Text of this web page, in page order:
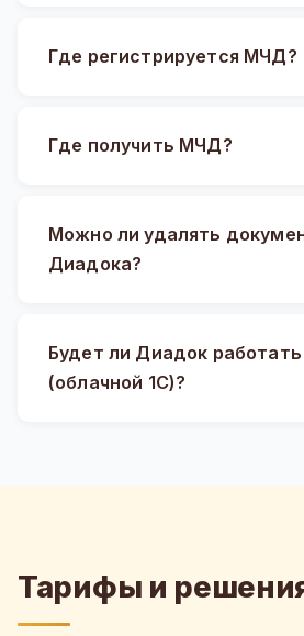
Где регистрируется МЧД?
Где получить МЧД?
Можно ли удалять
Диадока?
Будет ли Диадок
(облачной 1С)?
Тарифы и